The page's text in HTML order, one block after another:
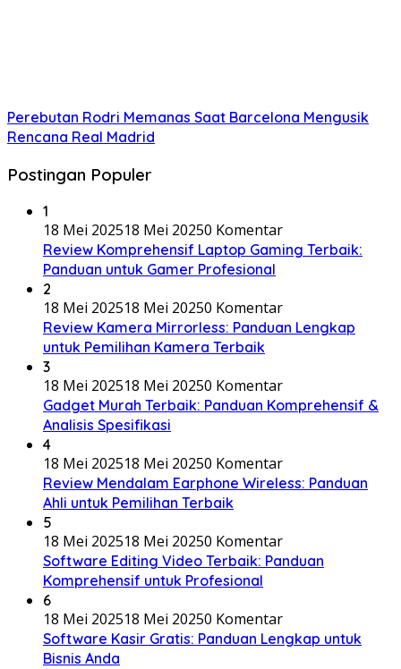
Perebutan Rodri Memanas Saat Barcelona Mengusik
Rencana Real Madrid
Postingan Populer
1
18 Mei 202518 Mei 20250 Komentar
Review Komprehensif Laptop Gaming Terbaik:
Panduan untuk Gamer Profesional
2
18 Mei 202518 Mei 20250 Komentar
Review Kamera Mirrorless: Panduan Lengkap
untuk Pemilihan Kamera Terbaik
3
18 Mei 202518 Mei 20250 Komentar
Gadget Murah Terbaik: Panduan Komprehensif &
Analisis Spesifikasi
4
18 Mei 202518 Mei 20250 Komentar
Review Mendalam Earphone Wireless: Panduan
Ahli untuk Pemilihan Terbaik
5
18 Mei 202518 Mei 20250 Komentar
Software Editing Video Terbaik: Panduan
Komprehensif untuk Profesional
6
18 Mei 202518 Mei 20250 Komentar
Software Kasir Gratis: Panduan Lengkap untuk
Bisnis Anda